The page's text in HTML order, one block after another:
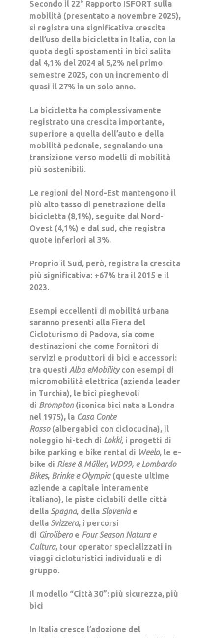
Secondo il 22° Rapporto ISFORT sulla
mobilità(presentato a novembre 2025),
si registra una significativa crescita
dell’uso della bicicletta in Italia, con la
quota degli spostamenti in bici salita
dal 4,1% del 2024 al 5,2% nel primo
semestre 2025, con un incremento di
quasi il 27%in un solo anno.
La bicicletta ha complessivamente
registrato una crescita importante,
superiore a quella dell’auto e della
mobilità pedonale, segnalando una
transizione verso modelli di mobilità
più sostenibili.
Le regioni del Nord-Est mantengono il
più alto tasso di penetrazione della
bicicletta (8,1%), seguite dal Nord-
Ovest (4,1%) e dal sud, che registra
quote inferiori al 3%.
Proprio il Sud, però, registra la crescita
più significativa: +67% tra il 2015 e il
2023.
Esempi eccellenti di mobilità urbana
saranno presenti alla Fiera del
Cicloturismodi Padova, sia come
destinazioni che come fornitori di
servizi e produttori di bici e accessori:
tra questi Alba eMobilitycon esempi di
micromobilità elettrica (azienda leader
in Turchia), le bici pieghevoli
di Brompton(iconica bici nata a Londra
nel 1975), la Casa Conte
Rosso (albergabici con ciclocucina), il
noleggio hi-tech di Lokki, i progetti di
bike parking e bike rental di Weelo, le e-
bike di Riese & Műller, WD99, e Lombardo
Bikes, Brinke e Olympia(queste ultime
aziende a capitale interamente
italiano), le piste ciclabili delle città
della Spagna, della Slovenia e
dellaSvizzera, i percorsi
di Giroliberoe Four Season Natura e
Cultura, tour operator specializzati in
viaggi cicloturistici individuali e di
gruppo.
Il modello “Città 30”: più sicurezza, più
bici
In Italia cresce l’adozione del